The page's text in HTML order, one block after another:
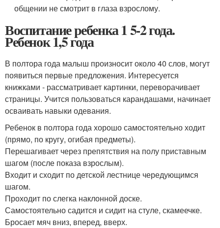
общении не смотрит в глаза взрослому.
Воспитание ребенка 1 5-2 года.
Ребенок 1,5 года
В полтора года малыш произносит около 40 слов, могут
появиться первые предложения. Интересуется
книжками - рассматривает картинки, переворачивает
страницы. Учится пользоваться карандашами, начинает
осваивать навыки одевания.
Ребенок в полтора года хорошо самостоятельно ходит
(прямо, по кругу, огибая предметы).
Перешагивает через препятствия на полу приставным
шагом (после показа взрослым).
Входит и сходит по детской лестнице чередующимся
шагом.
Проходит по слегка наклонной доске.
Самостоятельно садится и сидит на стуле, скамеечке.
Бросает мяч вниз, вперед, вверх.